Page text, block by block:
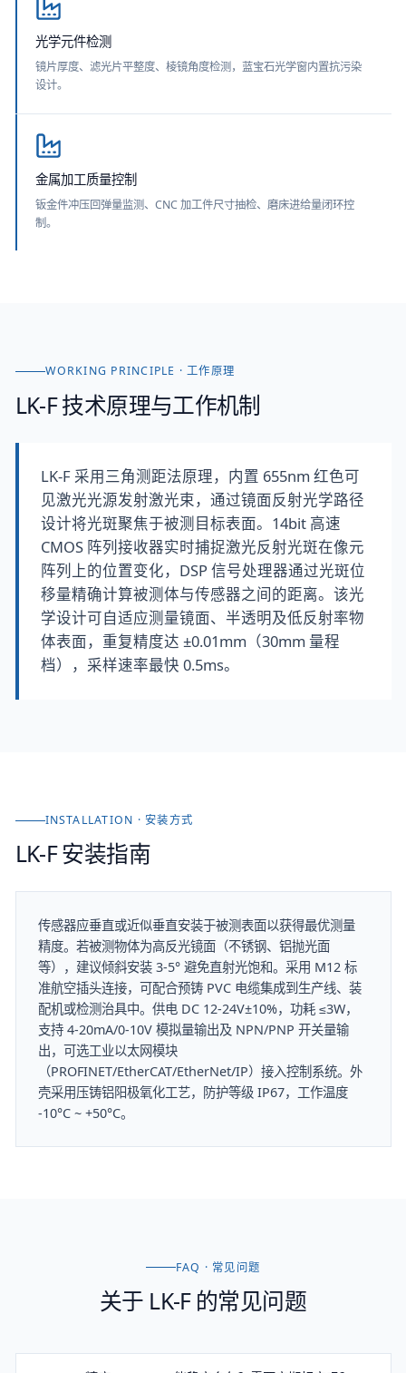
光学元件检测
镜片厚度、滤光片平整度、棱镜角度检测，蓝宝石光学窗内置抗污染
设计。
金属加工质量控制
钣金件冲压回弹量监测、CNC 加工件尺寸抽检、磨床进给量闭环控
制。
WORKING PRINCIPLE · 工作原理
LK-F技术原理与工作机制
LK-F 采用三角测距法原理，内置 655nm 红色可
见激光光源发射激光束，通过镜面反射光学路径
设计将光斑聚焦于被测目标表面。14bit 高速
CMOS 阵列接收器实时捕捉激光反射光斑在像元
阵列上的位置变化，DSP 信号处理器通过光斑位
移量精确计算被测体与传感器之间的距离。该光
学设计可自适应测量镜面、半透明及低反射率物
体表面，重复精度达 ±0.01mm（30mm 量程
档），采样速率最快 0.5ms。
INSTALLATION · 安装方式
LK-F安装指南
传感器应垂直或近似垂直安装于被测表面以获得最优测量
精度。若被测物体为高反光镜面（不锈钢、铝抛光面
等），建议倾斜安装 3-5° 避免直射光饱和。采用 M12 标
准航空插头连接，可配合预铸 PVC 电缆集成到生产线、装
配机或检测治具中。供电 DC 12-24V±10%，功耗 ≤3W，
支持 4-20mA/0-10V 模拟量输出及 NPN/PNP 开关量输
出，可选工业以太网模块
（PROFINET/EtherCAT/EtherNet/IP）接入控制系统。外
壳采用压铸铝阳极氧化工艺，防护等级 IP67，工作温度
-10°C ~ +50°C。
FAQ · 常见问题
关于 LK-F的常见问题